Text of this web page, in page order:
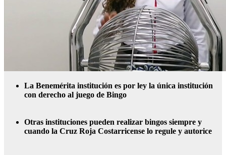
La Benemérita institución es por ley la única institución
con derecho al juego de Bingo
Otras instituciones pueden realizar bingos siempre y
cuando la Cruz Roja Costarricense lo regule y autorice